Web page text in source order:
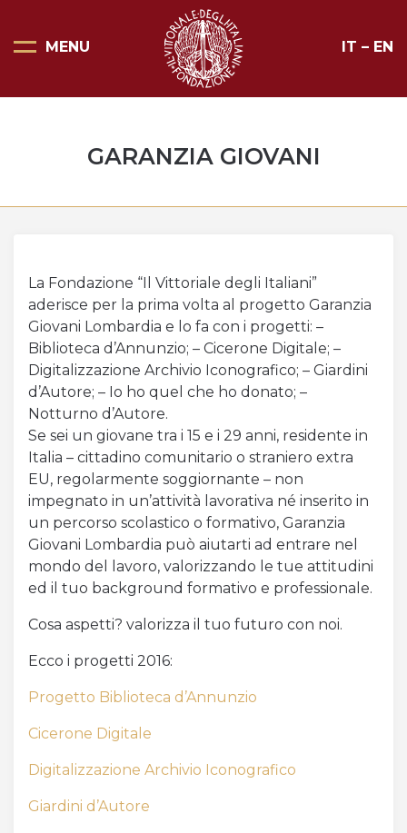
MENU
Pagina Principale
Organizza la tua visita
Mostre
Bottega del Vittoriale
Negozi del Vittoriale
Orari di apertura e prezzi
Acquista Biglietti
Contatti
Modulo reclami – suggerimenti
IT – EN
GARANZIA GIOVANI
La Fondazione “Il Vittoriale degli Italiani”
aderisce per la prima volta al progetto Garanzia
Giovani Lombardia e lo fa con i progetti: –
Biblioteca d’Annunzio; – Cicerone Digitale; –
Digitalizzazione Archivio Iconografico; – Giardini
d’Autore; – Io ho quel che ho donato; –
Notturno d’Autore.
Se sei un giovane tra i 15 e i 29 anni, residente in
Italia – cittadino comunitario o straniero extra
EU, regolarmente soggiornante – non
impegnato in un’attività lavorativa né inserito in
un percorso scolastico o formativo, Garanzia
Giovani Lombardia può aiutarti ad entrare nel
mondo del lavoro, valorizzando le tue attitudini
ed il tuo background formativo e professionale.
Cosa aspetti? valorizza il tuo futuro con noi.
Ecco i progetti 2016:
Progetto Biblioteca d’Annunzio
Cicerone Digitale
Digitalizzazione Archivio Iconografico
Giardini d’Autore